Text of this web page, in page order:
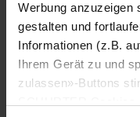
Werbung anzuzeigen
gestalten und
Informationen (z.B.
Ihrem Gerät zu und
zulassen»-Buttons